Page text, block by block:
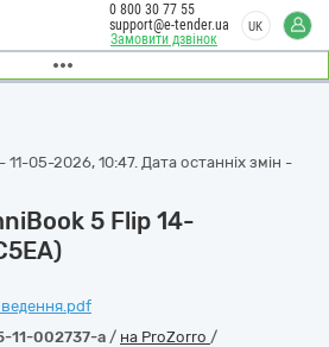
Замовити дзвінок
0 800 30 77 55
support@e-tender.ua
UK
05-2026, 10:47. Дата останніх змін -
5 Flip 14-
11-002737-a / на ProZorro /